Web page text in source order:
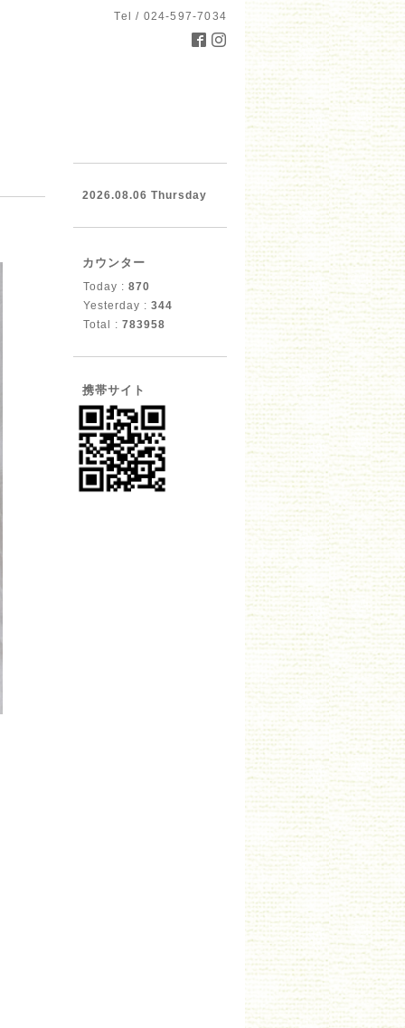
Tel / 024-597-7034
2026.08.06 Thursday
カウンター
Today : 870
Yesterday : 344
Total : 783958
携帯サイト